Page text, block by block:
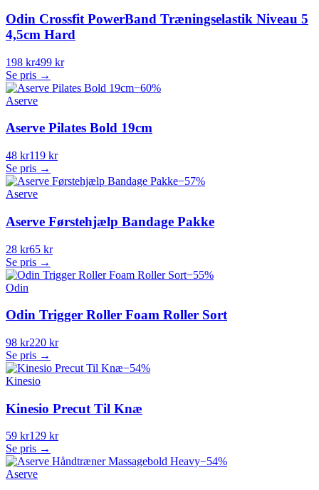
Odin Crossfit PowerBand Træningselastik Niveau 5
4,5cm Hard
198 kr499 kr
Se pris →
−60%
Aserve
Aserve Pilates Bold 19cm
48 kr119 kr
Se pris →
−57%
Aserve
Aserve Førstehjælp Bandage Pakke
28 kr65 kr
Se pris →
−55%
Odin
Odin Trigger Roller Foam Roller Sort
98 kr220 kr
Se pris →
−54%
Kinesio
Kinesio Precut Til Knæ
59 kr129 kr
Se pris →
−54%
Aserve